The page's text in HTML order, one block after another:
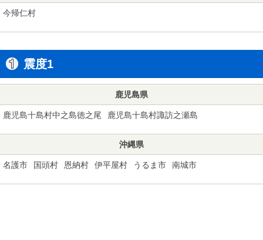
今帰仁村
震度1
鹿児島県
鹿児島十島村中之島徳之尾 鹿児島十島村諏訪之瀬島
沖縄県
名護市 国頭村 恩納村 伊平屋村 うるま市 南城市